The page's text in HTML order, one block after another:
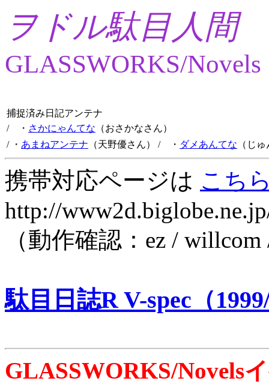
ヲドル駄目人間
GLASSWORKS/Novels
捕捉済み日記アンテナ
/ ・ さかにゃんてな （おさかなさん）
/ ・ あまねアンテナ （天野優さん） / ・ ダメあんてな （じ
携帯対応ページは こち
http://
（動作確認：ez /
駄目日誌R V-spec（
GLASSWORKS/Novels